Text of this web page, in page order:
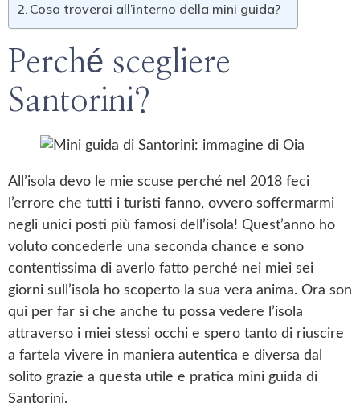
Cosa troverai all’interno della mini guida?
Perché scegliere
Santorini?
All’isola devo le mie scuse perché nel 2018 feci
l’errore che tutti i turisti fanno, ovvero soffermarmi
negli unici posti più famosi dell’isola! Quest’anno ho
voluto concederle una seconda chance e sono
contentissima di averlo fatto perché nei miei sei
giorni sull’isola ho scoperto la sua vera anima. Ora son
qui per far sì che anche tu possa vedere l’isola
attraverso i miei stessi occhi e spero tanto di riuscire
a fartela vivere in maniera autentica e diversa dal
solito grazie a questa utile e pratica mini guida di
Santorini.